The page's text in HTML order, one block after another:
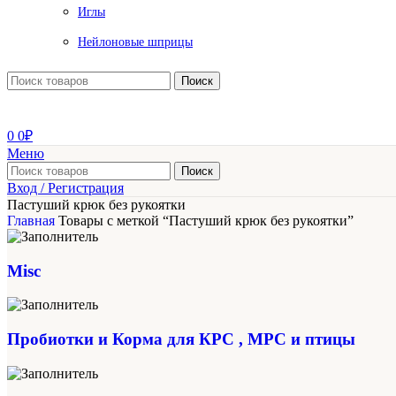
Иглы
Нейлоновые шприцы
Поиск
0 0₽
Меню
Поиск
Вход / Регистрация
Пастуший крюк без рукоятки
Главная Товары с меткой “Пастуший крюк без рукоятки”
Misc
Пробиотки и Корма для КРС , МРС и птицы